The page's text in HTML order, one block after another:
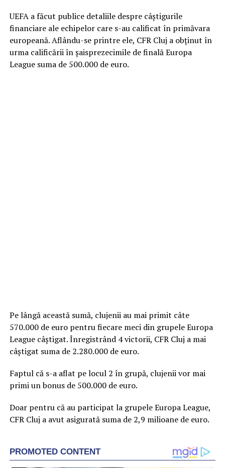
UEFA a făcut publice detaliile despre câştigurile
financiare ale echipelor care s-au calificat în primăvara
europeană. Aflându-se printre ele, CFR Cluj a obţinut în
urma calificării în şaisprezecimile de finală Europa
League suma de 500.000 de euro.
Pe lângă această sumă, clujenii au mai primit câte
570.000 de euro pentru fiecare meci din grupele Europa
League câştigat. Înregistrând 4 victorii, CFR Cluj a mai
câştigat suma de 2.280.000 de euro.
Faptul că s-a aflat pe locul 2 în grupă, clujenii vor mai
primi un bonus de 500.000 de euro.
Doar pentru că au participat la grupele Europa League,
CFR Cluj a avut asigurată suma de 2,9 milioane de euro.